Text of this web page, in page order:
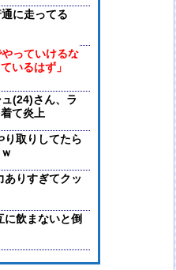
に走ってる
っていけるな
ているはず」
ュ(24)さん、ラ
て炎上
り取りしてたら
ありすぎてクッ
に飲まないと倒